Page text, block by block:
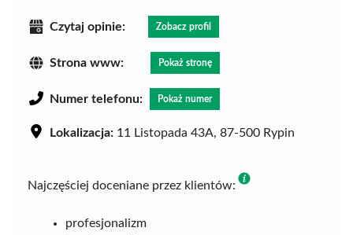
Czytaj opinie: Zobacz profil
Strona www: Pokaż stronę
Numer telefonu: Pokaż numer
Lokalizacja: 11 Listopada 43A, 87-500 Rypin
Najczęściej doceniane przez klientów:
profesjonalizm